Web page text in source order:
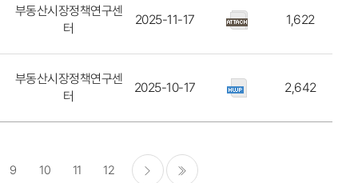
부동산시장정책연구센
터
2025-11-17 1,622
부동산시장정책연구센
터
2025-10-17 2,642
9 10 11 12